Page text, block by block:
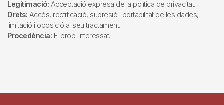
Legitimació: Acceptació expresa de la política de privacitat.
Drets: Accés, rectificació, supresió i portabilitat de les dades,
limitació i oposició al seu tractament.
Procedència: El propi interessat.